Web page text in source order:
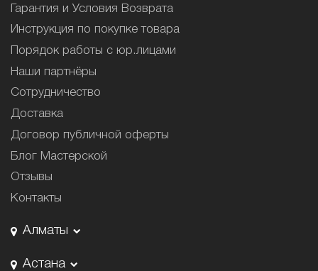
Гарантия и Условия Возврата
Инструкция по покупке товара
Порядок работы с юр.лицами
Наши партнёры
Сотрудничество
Доставка
Договор публичной оферты
Блог Мастерской
Отзывы
Контакты
Алматы
Астана